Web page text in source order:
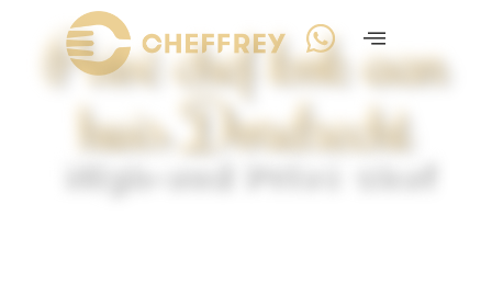
Privé chef kok aan
huis Dordrecht
High-end Privé chef